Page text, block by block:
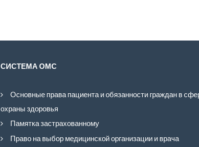
СИСТЕМА ОМС
Основные права пациента и обязанности граждан в
охраны здоровья
Памятка застрахованному
Право на выбор медицинской организации и врача